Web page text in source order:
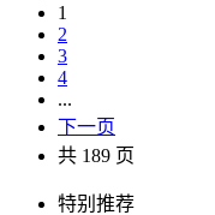
1
2
3
4
...
下一页
共 189 页
特别推荐